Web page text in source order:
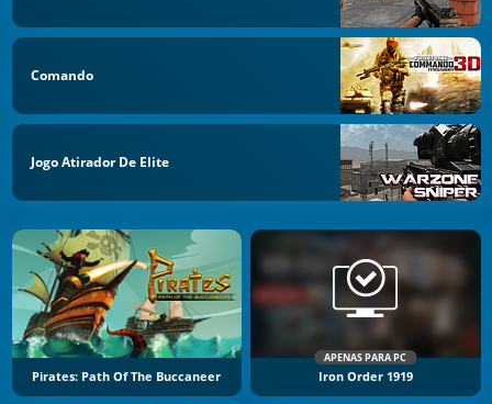
Comando
Jogo Atirador De Elite
Pirates: Path Of The Buccaneer
APENAS PARA PC
Iron Order 1919